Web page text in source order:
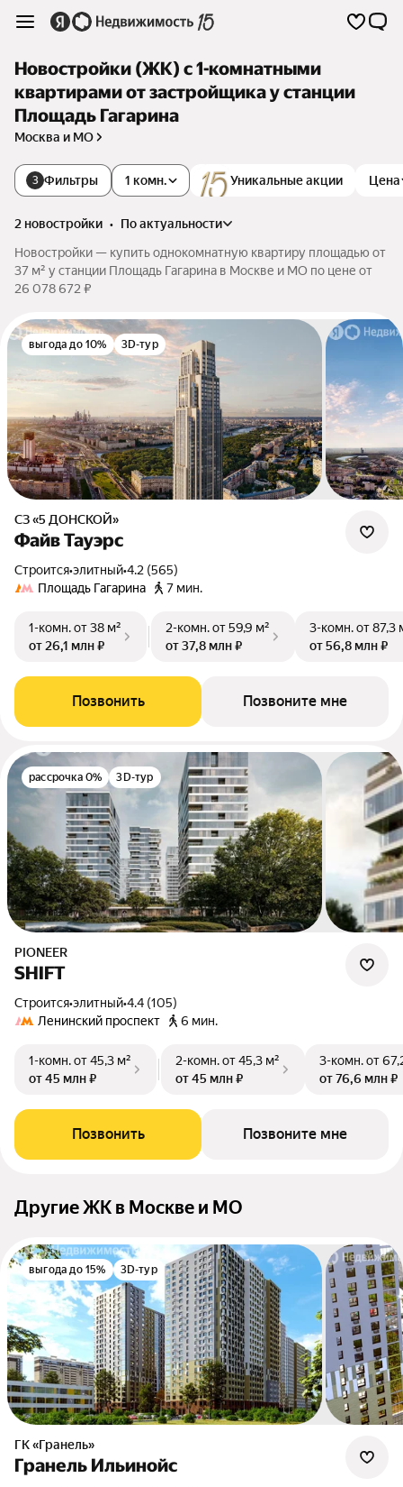
Новостройки (ЖК) с 1-комнатными
квартирами от застройщика у станции
Площадь Гагарина
Москва и МО
3 Фильтры Уникальные акции Цена
1 комн.
2 новостройки •
по актуальности
Новостройки — купить однокомнатную квартиру площадью от
37 м² у станции Площадь Гагарина в Москве и МО по цене от
26 078 672 ₽
выгода до 10% 3D-тур
СЗ «5 ДОНСКОЙ»
Файв Тауэрс
Строится•элитный•4.2 (565)
Площадь Гагарина
7 мин.
1-комн.от 38 м²
от 26,1 млн ₽
2-комн.от 59,9 м²
от 37,8 млн ₽
3-комн.от 87,3
от 56,8 млн ₽
Позвонить Позвоните мне
рассрочка 0% 3D-тур
PIONEER
SHIFT
Строится•элитный•4.4 (105)
Ленинский проспект
6 мин.
1-комн.от 45,3 м²
от 45 млн ₽
2-комн.от 45,3 м²
от 45 млн ₽
3-комн.от
от 76,6 млн ₽
Позвонить Позвоните мне
Другие ЖК в Москве и МО
выгода до 15% 3D-тур
ГК «Гранель»
Гранель Ильинойс